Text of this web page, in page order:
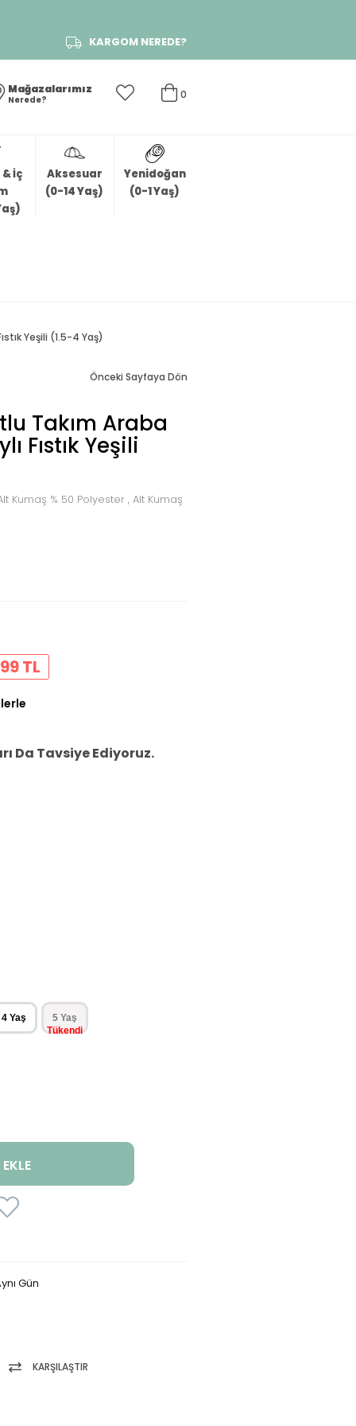
KARGOM NEREDE?
0
Mağazalarımız
Nerede?
İç
Aksesuar
(0-14 Yaş)
Yenidoğan
(0-1 Yaş)
Yeşili (1.5-4 Yaş)
Önceki Sayfaya Dön
Takım Araba
Fıstık Yeşili
Kumaş % 50 Polyester , Alt Kumaş
TL
Da Tavsiye Ediyoruz.
4 Yaş 5 Yaş
Gün
KARŞILAŞTIR